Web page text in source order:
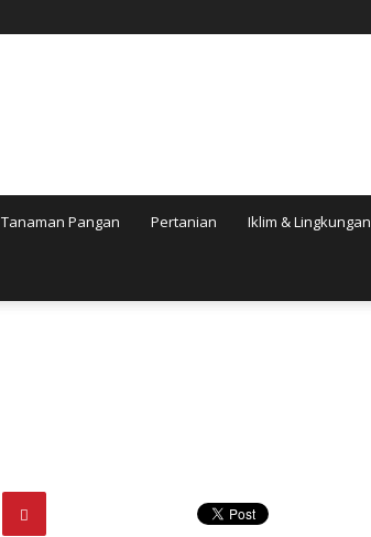
Tanaman Pangan Pertanian Iklim & Lingkungan